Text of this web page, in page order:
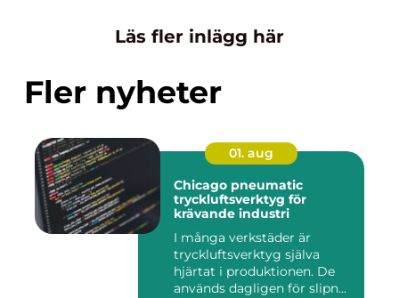
Läs fler inlägg här
Fler nyheter
01. aug
Chicago pneumatic
tryckluftsverktyg för
krävande industri
I många verkstäder är
tryckluftsverktyg själva
hjärtat i produktionen. De
används dagligen för slipn...